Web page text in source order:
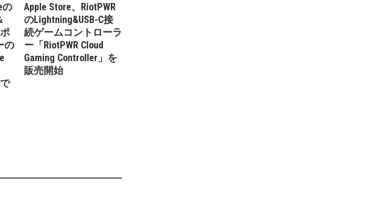
の
の
Apple Store、RiotPWR
のLightning&USB-C接
続ゲームコントローラ
ー「RiotPWR Cloud
Gaming Controller」を
販売開始